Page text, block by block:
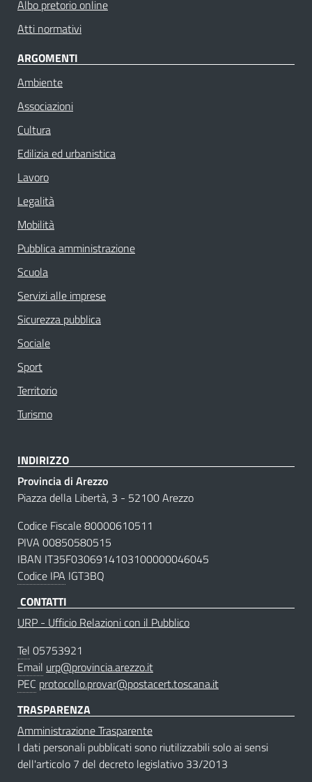
Albo pretorio online
Atti normativi
ARGOMENTI
Ambiente
Associazioni
Cultura
Edilizia ed urbanistica
Lavoro
Legalità
Mobilità
Pubblica amministrazione
Scuola
Servizi alle imprese
Sicurezza pubblica
Sociale
Sport
Territorio
Turismo
INDIRIZZO
Provincia di Arezzo
Piazza della Libertà, 3 - 52100 Arezzo
Codice Fiscale 80000610511
PIVA 00850580515
IBAN IT35F0306914103100000046045
Codice IPA IGT3BQ
CONTATTI
URP - Ufficio Relazioni con il Pubblico
Tel 05753921
Email urp@provincia.arezzo.it
PEC protocollo.provar@postacert.toscana.it
TRASPARENZA
Amministrazione Trasparente
I dati personali pubblicati sono riutilizzabili solo ai sensi
dell'articolo 7 del decreto legislativo 33/2013